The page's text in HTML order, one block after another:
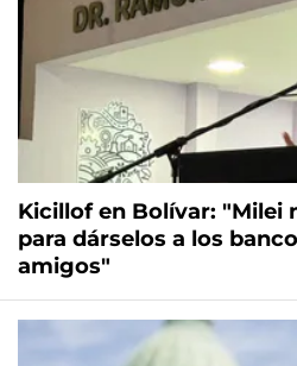
Kicillof en Bolívar: "Milei
para dárselos a los
amigos"